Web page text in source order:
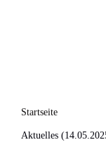
Startseite
Aktuelles